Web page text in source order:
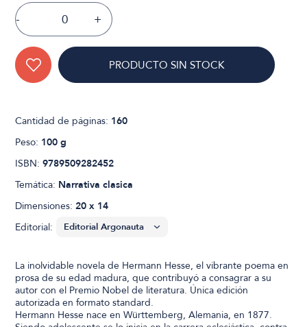
- +
PRODUCTO SIN STOCK
Cantidad de páginas: 160
Peso: 100 g
ISBN:9789509282452
Temática: Narrativa clasica
Dimensiones:20 x 14
Editorial:
La inolvidable novela de Hermann Hesse, el vibrante poema en
prosa de su edad madura, que contribuyó a consagrar a su
autor con el Premio Nobel de literatura. Única edición
autorizada en formato standard.
Hermann Hesse nace en Württemberg, Alemania, en 1877.